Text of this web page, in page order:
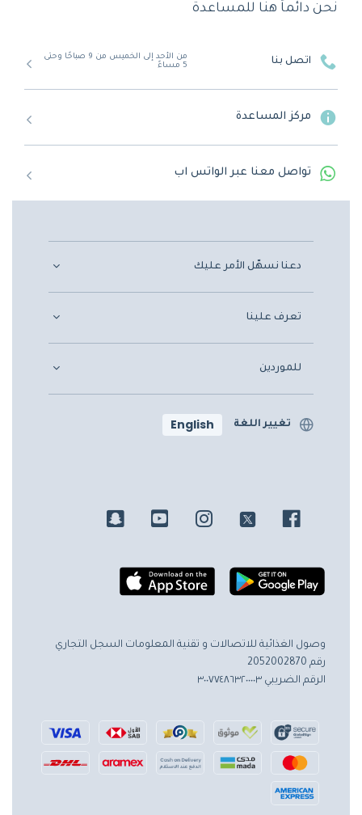
نحن دائماً هنا للمساعدة
اتصل بنا
من الأحد إلى الخميس من 9 صباحًا وحتى
5 مساءً
مركز المساعدة
تواصل معنا عبر الواتس اب
دعنا نسهّل الأمر عليك
تعرف علينا
للموردين
تغيير اللغة English
وصول الغذائية للاتصالات و تقنية المعلومات السجل التجاري
رقم 2052002870
الرقم الضريبي ٣٠٠٧٧٤٨٦٣٢٠٠٠٠٣